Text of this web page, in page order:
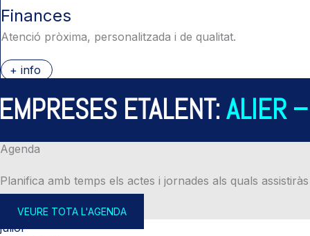
Finances
Atenció pròxima, personalitzada i de qualitat.
+ info
ETALENT:ALIER –
Agenda
Planifica amb temps els actes i jornades als quals assistiràs
VEURE TOTA L'AGENDA
juliol